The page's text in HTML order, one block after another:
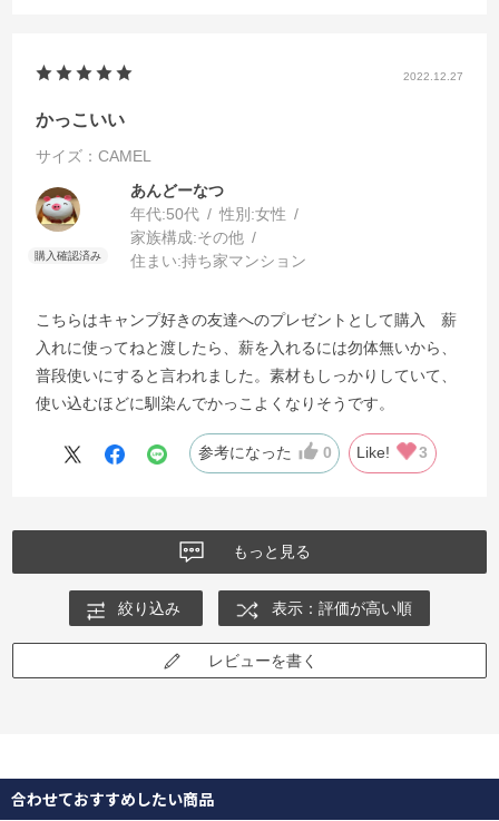
2022.12.27
かっこいい
サイズ：CAMEL
あんどーなつ
年代:50代 性別:女性
家族構成:その他
住まい:持ち家マンション
こちらはキャンプ好きの友達へのプレゼントとして購入 薪
入れに使ってねと渡したら、薪を入れるには勿体無いから、
普段使いにすると言われました。素材もしっかりしていて、
使い込むほどに馴染んでかっこよくなりそうです。
参考になった 0 Like! 3
もっと見る
絞り込み 表示：評価が高い順
レビューを書く
合わせておすすめしたい商品